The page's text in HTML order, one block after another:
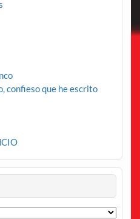
confieso que he escrito